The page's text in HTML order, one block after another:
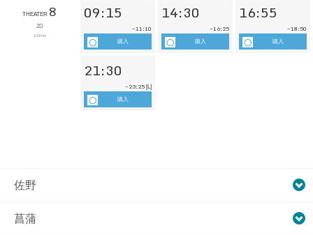
THEATER 8
2D
102min
09:15
~11:10
購入
14:30
~16:25
購入
16:55
~18:50
購入
21:30
~23:25 [L]
購入
佐野
菖蒲